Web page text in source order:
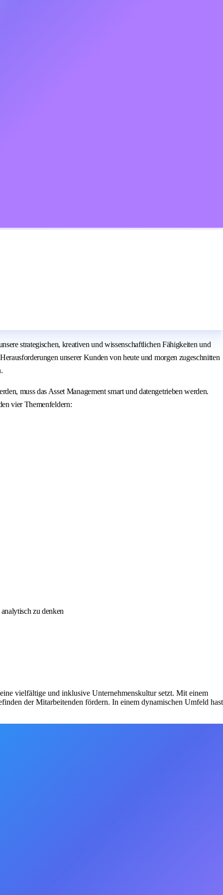
strategischen, kreativen und wissenschaftlichen Fähigkeiten und
unserer Kunden von heute und morgen zugeschnitten
muss das Asset Management smart und datengetrieben werden.
vier Themenfeldern:
zu denken
vielfältige und inklusive Unternehmenskultur setzt. Mit einem
der Mitarbeitenden fördern. In einem dynamischen Umfeld hast